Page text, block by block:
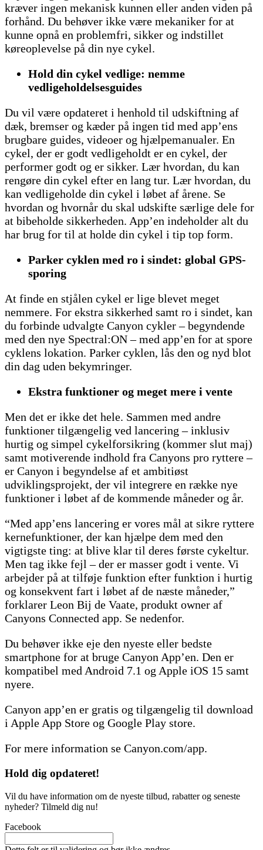
kræver ingen mekanisk kunnen eller anden viden på
forhånd. Du behøver ikke være mekaniker for at
kunne opnå en problemfri, sikker og indstillet
køreoplevelse på din nye cykel.
Hold din cykel vedlige: nemme
vedligeholdelsesguides
Du vil være opdateret i henhold til udskiftning af
dæk, bremser og kæder på ingen tid med app’ens
brugbare guides, videoer og hjælpemanualer. En
cykel, der er godt vedligeholdt er en cykel, der
performer godt og er sikker. Lær hvordan, du kan
rengøre din cykel efter en lang tur. Lær hvordan, du
kan vedligeholde din cykel i løbet af årene. Se
hvordan og hvornår du skal udskifte særlige dele for
at bibeholde sikkerheden. App’en indeholder alt du
har brug for til at holde din cykel i tip top form.
Parker cyklen med ro i sindet: global GPS-
sporing
At finde en stjålen cykel er lige blevet meget
nemmere. For ekstra sikkerhed samt ro i sindet, kan
du forbinde udvalgte Canyon cykler – begyndende
med den nye Spectral:ON – med app’en for at spore
cyklens lokation. Parker cyklen, lås den og nyd blot
din dag uden bekymringer.
Ekstra funktioner og meget mere i vente
Men det er ikke det hele. Sammen med andre
funktioner tilgængelig ved lancering – inklusiv
hurtig og simpel cykelforsikring (kommer slut maj)
samt motiverende indhold fra Canyons pro ryttere –
er Canyon i begyndelse af et ambitiøst
udviklingsprojekt, der vil integrere en række nye
funktioner i løbet af de kommende måneder og år.
“Med app’ens lancering er vores mål at sikre ryttere
kernefunktioner, der kan hjælpe dem med den
vigtigste ting: at blive klar til deres første cykeltur.
Men tag ikke fejl – der er masser godt i vente. Vi
arbejder på at tilføje funktion efter funktion i hurtig
og konsekvent fart i løbet af de næste måneder,”
forklarer Leon Bij de Vaate, produkt owner af
Canyons Connected app. Se nedenfor.
Du behøver ikke eje den nyeste eller bedste
smartphone for at bruge Canyon App’en. Den er
kompatibel med Android 7.1 og Apple iOS 15 samt
nyere.
Canyon app’en er gratis og tilgængelig til download
i Apple App Store og Google Play store.
For mere information se Canyon.com/app.
Hold dig opdateret!
Vil du have information om de nyeste tilbud, rabatter og seneste
nyheder? Tilmeld dig nu!
Facebook